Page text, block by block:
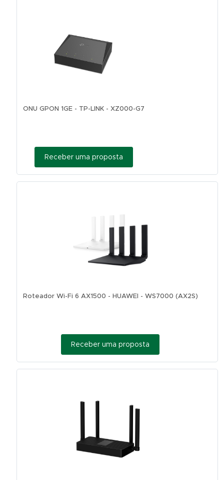
ONU GPON 1GE - TP-LINK - XZ000-G7
Receber uma proposta
Roteador Wi-Fi 6 AX1500 - HUAWEI - WS7000 (AX2S)
Receber uma proposta